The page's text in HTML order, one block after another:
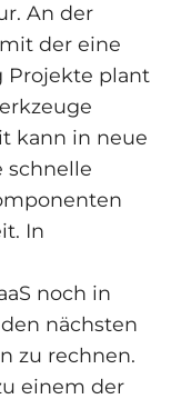
An der
der eine
Projekte plant
kann in neue
schnelle
In
noch in
nächsten
zu rechnen.
einem der